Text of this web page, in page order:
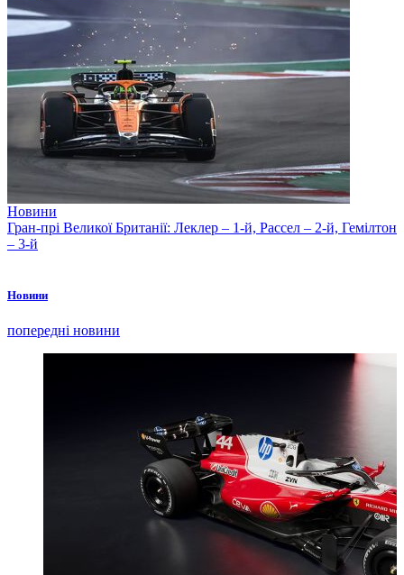
Новини
Гран-прі Великої Британії: Леклер – 1-й, Рассел – 2-й, Гемілтон
– 3-й
Новини
попередні новини